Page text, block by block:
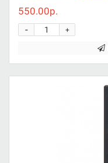
550.00р.
+
-